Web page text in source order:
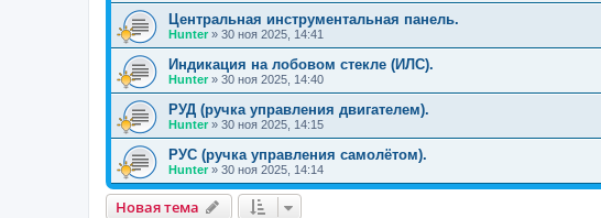
Центральная инструментальная панель.
Hunter » 30 ноя 2025, 14:41
Индикация на лобовом стекле (ИЛС).
Hunter» 30 ноя 2025, 14:40
РУД (ручка управления двигателем).
Hunter » 30 ноя 2025, 14:15
РУС (ручка управления самолётом).
Hunter» 30 ноя 2025, 14:14
Новая тема